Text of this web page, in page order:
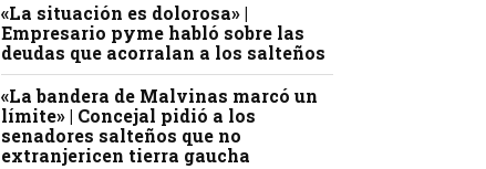
«La situación es dolorosa» |
Empresario pyme habló sobre las
deudas que acorralan a los salteños
«La bandera de Malvinas marcó un
límite» | Concejal pidió a los
senadores salteños que no
extranjericen tierra gaucha